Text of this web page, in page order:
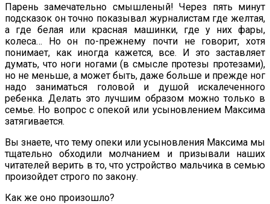
Парень замечательно смышленый! Через пять минут
подсказок он точно показывал журналистам где желтая,
а где белая или красная машинки, где у них фары,
колеса… Но он по-прежнему почти не говорит, хотя
понимает, как иногда кажется, все. И это заставляет
думать, что ноги ногами (в смысле протезы протезами),
но не меньше, а может быть, даже больше и прежде ног
надо заниматься головой и душой искалеченного
ребенка. Делать это лучшим образом можно только в
семье. Но вопрос с опекой или усыновлением Максима
затягивается.
Вы знаете, что тему опеки или усыновления Максима мы
тщательно обходили молчанием и призывали наших
читателей верить в то, что устройство мальчика в семью
произойдет строго по закону.
Как же оно произошло?